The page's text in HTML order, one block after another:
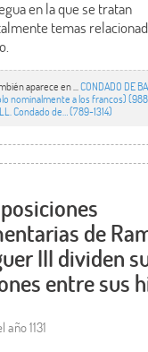
en la que se tratan
temas
aparece en ... CONDADO DE
nominalmente a los francos)
Condado de… (789-1314)
de
III dividen
entre sus
1131